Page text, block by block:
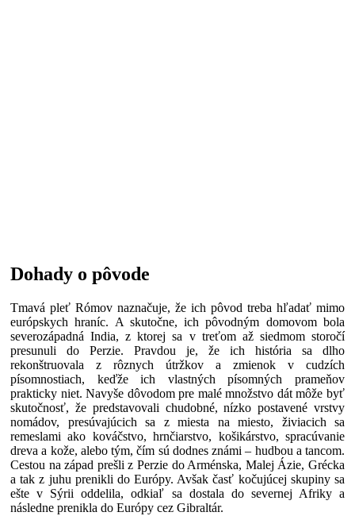
Dohady o pôvode
Tmavá pleť Rómov naznačuje, že ich pôvod treba hľadať mimo
európskych hraníc. A skutočne, ich pôvodným domovom bola
severozápadná India, z ktorej sa v treťom až siedmom storočí
presunuli do Perzie. Pravdou je, že ich história sa dlho
rekonštruovala z rôznych útržkov a zmienok v cudzích
písomnostiach, keďže ich vlastných písomných prameňov
prakticky niet. Navyše dôvodom pre malé množstvo dát môže byť
skutočnosť, že predstavovali chudobné, nízko postavené vrstvy
nomádov, presúvajúcich sa z miesta na miesto, živiacich sa
remeslami ako kováčstvo, hrnčiarstvo, košikárstvo, spracúvanie
dreva a kože, alebo tým, čím sú dodnes známi – hudbou a tancom.
Cestou na západ prešli z Perzie do Arménska, Malej Ázie, Grécka
a tak z juhu prenikli do Európy. Avšak časť kočujúcej skupiny sa
ešte v Sýrii oddelila, odkiaľ sa dostala do severnej Afriky a
následne prenikla do Európy cez Gibraltár.